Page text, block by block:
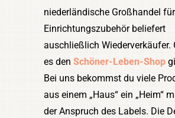
niederländische Großhandel für
Einrichtungszubehör beliefert
auschließlich Wiederverkäufer.
es den Schöner-Leben-Shop
Bei uns bekommst du viele
aus einem „Haus“ ein „Heim“
der Anspruch des Labels. Die